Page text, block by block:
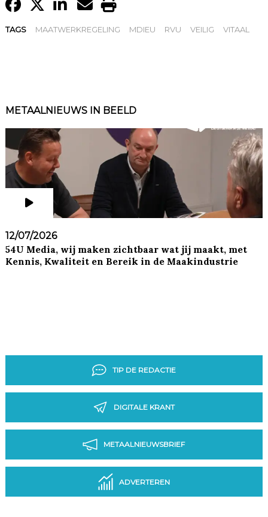
TAGS MAATWERKREGELING MDIEU RVU VEILIG VITAAL
METAALNIEUWS IN BEELD
12/07/2026
54U Media, wij maken zichtbaar wat jij maakt, met
Kennis, Kwaliteit en Bereik in de Maakindustrie
TIP DE REDACTIE
DIGITALE KRANT
METAALNIEUWSBRIEF
ADVERTEREN